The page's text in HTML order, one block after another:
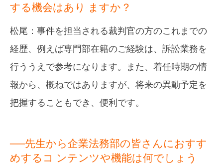
する機会はあり ますか？
松尾：事件を担当される裁判官の方のこれまでの
経歴、例えば専門部在籍のご経験は、訴訟業務を
行ううえで参考になります。また、着任時期の情
報から、概ねではありますが、将来の異動予定を
把握することもでき、便利です。
──先生から企業法務部の皆さんにおすす
めするコ ンテンツや機能は何でしょう